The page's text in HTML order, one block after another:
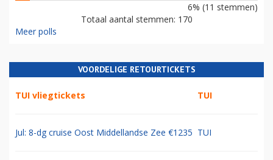
6% (11 stemmen)
Totaal aantal stemmen: 170
Meer polls
VOORDELIGE RETOURTICKETS
TUI vliegtickets TUI
Jul: 8-dg cruise Oost Middellandse Zee €1235 TUI